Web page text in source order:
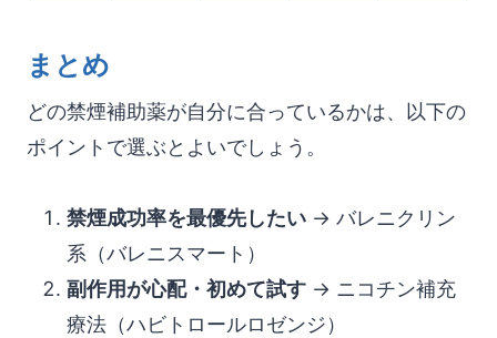
まとめ
どの禁煙補助薬が自分に合っているかは、以下の
ポイントで選ぶとよいでしょう。
禁煙成功率を最優先したい → バレニクリン
系（バレニスマート）
副作用が心配・初めて試す → ニコチン補充
療法（ハビトロールロゼンジ）